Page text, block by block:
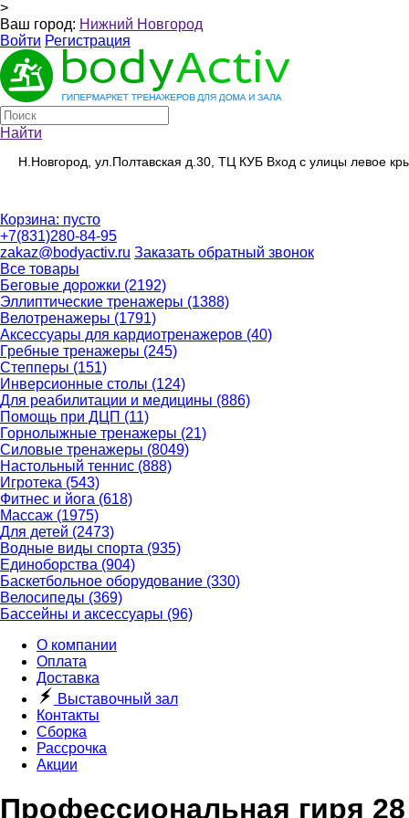
>
Ваш город: Нижний Новгород
Войти Регистрация
Найти
Н.Новгород, ул.Полтавская д.30, ТЦ КУБ Вход с улицы левое
Корзина: пусто
+7(831)280-84-95
zakaz@bodyactiv.ru Заказать обратный звонок
Все товары
Беговые дорожки (2192)
Эллиптические тренажеры (1388)
Велотренажеры (1791)
Аксессуары для кардиотренажеров (40)
Гребные тренажеры (245)
Степперы (151)
Инверсионные столы (124)
Для реабилитации и медицины (886)
Помощь при ДЦП (11)
Горнолыжные тренажеры (21)
Силовые тренажеры (8049)
Настольный теннис (888)
Игротека (543)
Фитнес и йога (618)
Массаж (1975)
Для детей (2473)
Водные виды спорта (935)
Единоборства (904)
Баскетбольное оборудование (330)
Велосипеды (369)
Бассейны и аксессуары (96)
О компании
Оплата
Доставка
Выставочный зал
Контакты
Сборка
Рассрочка
Акции
Профессиональная гиря 28